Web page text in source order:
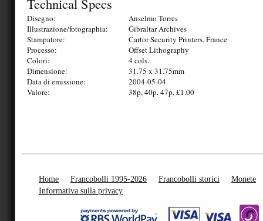
Technical Specs
Disegno:
Anselmo Torres
Illustrazione/fotographia:
Gibraltar Archives
Stampatore:
Cartor Security Printers, France
Processo:
Offset Lithography
Colori:
4 cols.
Dimensione:
31.75 x 31.75mm
Data di emissione:
2004-05-04
Valore:
38p, 40p, 47p, £1.00
Home Francobolli 1995-2026 Francobolli storici
Monete
Informativa sulla privacy